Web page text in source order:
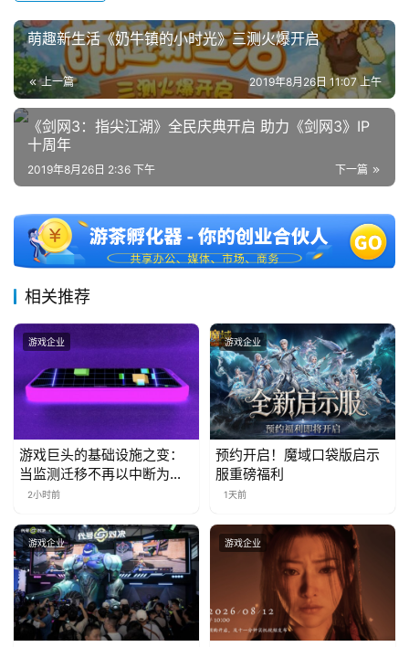
三
届
金
茶
奖
月
3
0
日
游
茶
接
会
上
海
站
萌趣新生活《奶牛镇的小时光》三测火爆开启
上一篇 2019年8月26日 11:07 上午
《剑网3：指尖江湖》全民庆典开启 助力《剑网3》IP
十周年
下一篇
2019年8月26日 2:36 下午
相关推荐
游戏企业
游戏巨头的基础设施之变：
当监测迁移不再以中断为代
价2小时前
游戏企业
预约开启！魔域口袋版启示
服重磅福利
1天前
游戏企业 游戏企业